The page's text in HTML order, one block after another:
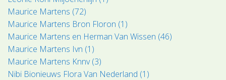
Maurice Martens (72)
Maurice Martens Bron Floron (1)
Maurice Martens en Herman Van Wissen (46)
Maurice Martens Ivn (1)
Maurice Martens Knnv (3)
Nibi Bionieuws Flora Van Nederland (1)